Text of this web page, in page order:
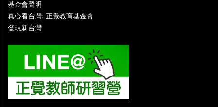
基金會聲明
真心看台灣: 正覺教育基金會
發現新台灣